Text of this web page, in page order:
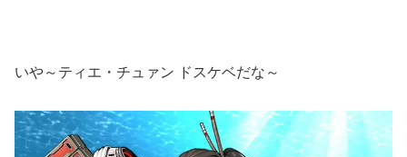
いや～ティエ・チュァン ドスケベだな～